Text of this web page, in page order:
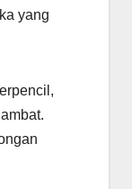
yang